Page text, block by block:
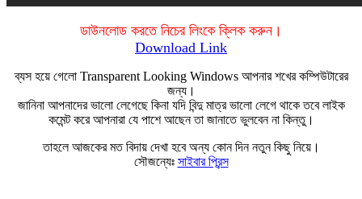
ডাউনলোড করতে নিচের লিংকে ক্লিক করুন।
Download Link
ব্যস হয়ে গেলো Transparent Looking Windows আপনার শখের কম্পিউটারের
জন্য।
জানিনা আপনাদের ভালো লেগেছে কিনা যদি বিন্দু মাত্র ভালো লেগে থাকে তবে লাইক
কমেন্ট করে আপনারা যে পাশে আছেন তা জানাতে ভুলবেন না কিন্তু।
তাহলে আজকের মত বিদায় দেখা হবে অন্য কোন দিন নতুন কিছু নিয়ে।
সৌজন্যেঃ সাইবার প্রিন্স